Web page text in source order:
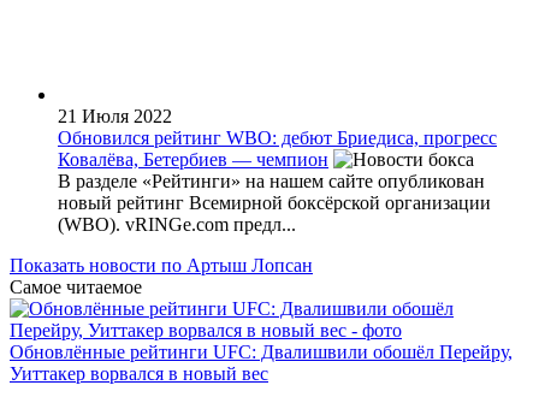
21 Июля 2022
Обновился рейтинг WBO: дебют Бриедиса, прогресс
Ковалёва, Бетербиев — чемпион
В разделе «Рейтинги» на нашем сайте опубликован
новый рейтинг Всемирной боксёрской организации
(WBО). vRINGe.com предл...
Показать новости по Артыш Лопсан
Самое читаемое
Обновлённые рейтинги UFC: Двалишвили обошёл Перейру,
Уиттакер ворвался в новый вес